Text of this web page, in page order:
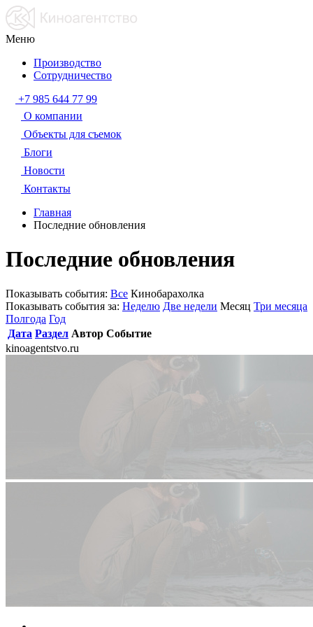
Меню
Производство
Сотрудничество
+7 985 644 77 99
О компании
Объекты для съемок
Блоги
Новости
Контакты
Главная
Последние обновления
Последние обновления
Показывать события: Все Кинобарахолка
Показывать события за: Неделю Две недели Месяц Три месяца
Полгода Год
Дата Раздел Автор Событие
kinoagentstvo.ru